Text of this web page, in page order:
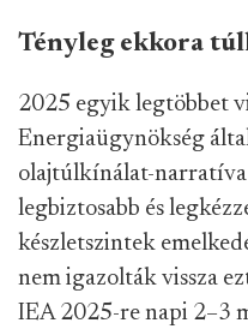
Tényleg ekkora
2025 egyik legtöbbet
Energiaügynökség
olajtúlkínálat-
legbiztosabb és
készletszintek
nem igazolták vissza
IEA 2025-re napi 2–3